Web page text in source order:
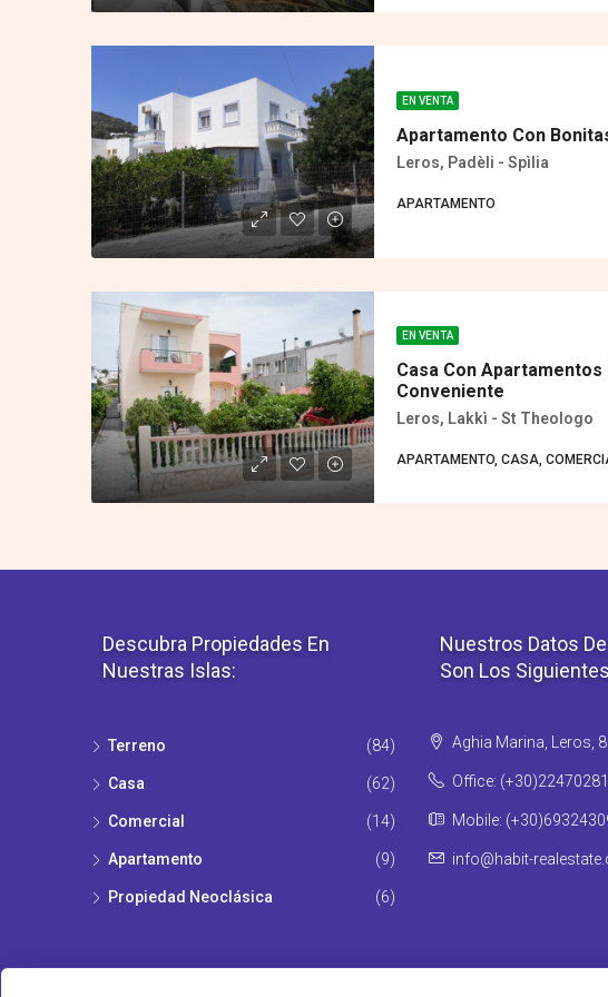
EN VENTA
Apartamento Con
Leros, Padèli - Spìlia
APARTAMENTO
EN VENTA
Casa Con Apartamentos
Conveniente
Leros, Lakkì - St Theologo
APARTAMENTO, CASA,
Descubra Propiedades En
Nuestras Islas:
Terreno (84)
Casa (62)
Comercial (14)
Apartamento (9)
Propiedad Νeoclásica (6)
Nuestros Datos
Son Los
Aghia Marina, Leros,
Office:
Mobile:
info@habit-